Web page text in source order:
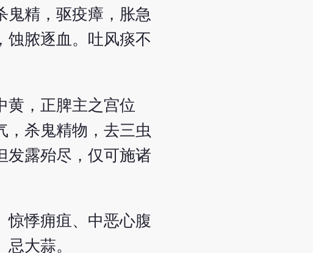
鬼精，驱疫瘴，胀急
蚀脓逐血。吐风痰不
黄，正脾主之宫位
，杀鬼精物，去三虫
发露殆尽，仅可施诸
惊悸痈疽、中恶心腹
大蒜。